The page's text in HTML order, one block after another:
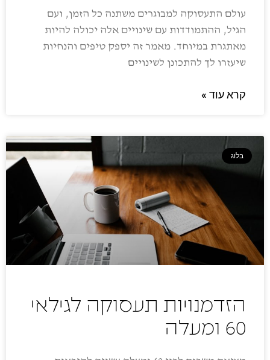
עולם התעסוקה למבוגרים משתנה כל הזמן, ועם
הגיל, ההתמודדות עם שינויים אלה יכולה להיות
מאתגרת במיוחד. מאמר זה יספק טיפים והנחיות
שיעזרו לך להתכונן לשינויים
קרא עוד »
בלוג
הזדמנויות תעסוקה לגילאי
60 ומעלה